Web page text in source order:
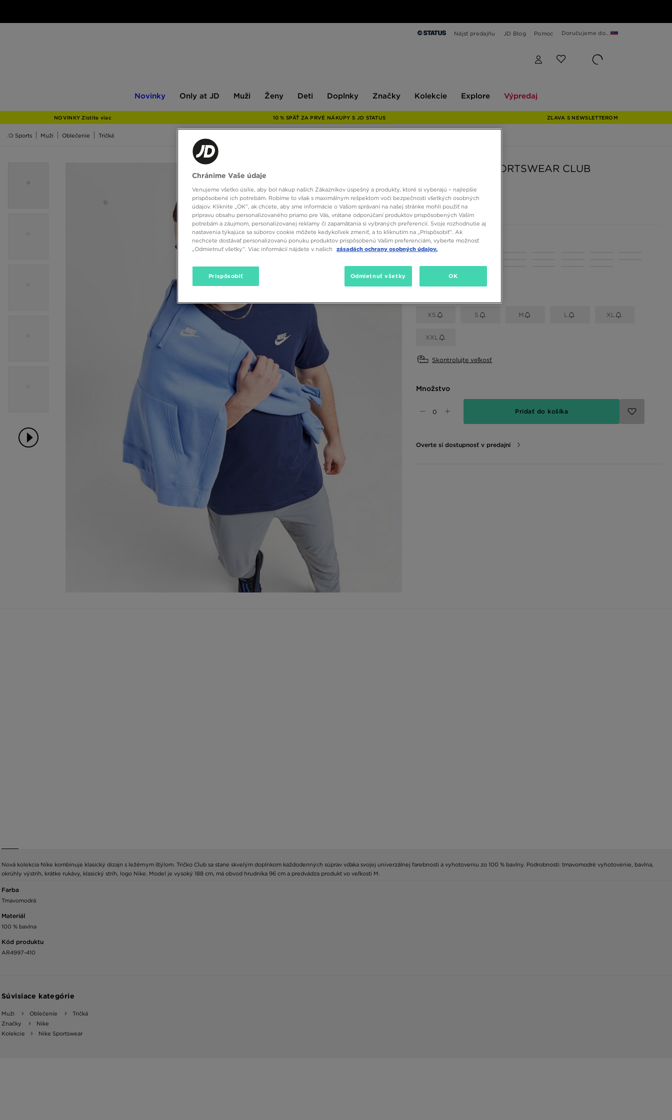
Nájsť predajňu JD Blog Pomoc Doručujeme do...
Novinky
JD
Only at JD Muži Ženy Deti Doplnky Značky Kolekcie Explore Výpredaj
NOVINKY Zistite viac 10 % SPÄŤ ZA PRVÉ NÁKUPY S JD STATUS ZĽAVA S NEWSLETTEROM
JD Sports Muži Oblečenie Tričká
NIKE TRIČKO SPORTSWEAR CLUB
6,00 €
Dostupné farby
XS S M L XL
XXL
Skontrolujte veľkosť
Množstvo
Pridať do košíka
Overte si dostupnosť v predajni
Nová kolekcia Nike kombinuje klasický dizajn s ležérnym štýlom. Tričko Club sa stane skvelým doplnkom každodenných súprav vďaka svojej univerzálnej farebnosti a vyhotoveniu zo 100 % bavlny. Podrobnosti: tmavomodré vyhotovenie, bavlna,
okrúhly výstrih, krátke rukávy, klasický strih, logo Nike. Model je vysoký 188 cm, má obvod hrudníka 96 cm a predvádza produkt vo veľkosti M.
Farba
Tmavomodrá
Materiál
100 % bavlna
Kód produktu
AR4997-410
Súvisiace kategórie
Muži Oblečenie
Tričká
Značky
Nike
Kolekcie
Nike Sportswear
Chránime Vaše údaje
Venujeme všetko úsilie, aby bol nákup našich Zákazníkov úspešný a produkty, ktoré si vyberajú – najlepšie
prispôsobené ich potrebám. Robíme to však s maximálnym rešpektom voči bezpečnosti všetkých osobných
údajov. Kliknite „OK”, ak chcete, aby sme informácie o Vašom správaní na našej stránke mohli použiť na
prípravu obsahu personalizovaného priamo pre Vás, vrátane odporúčaní produktov prispôsobených Vašim
potrebám a záujmom, personalizovanej reklamy či zapamätania si vybraných preferencií. Svoje rozhodnutie aj
nastavenia týkajúce sa súborov cookie môžete kedykoľvek zmeniť, a to kliknutím na „Prispôsobiť”. Ak
nechcete dostávať personalizovanú ponuku produktov prispôsobenú Vašim preferenciám, vyberte možnosť
„Odmietnuť všetky”. Viac informácií nájdete v našich
zásadách ochrany osobných údajov.
Prispôsobiť Odmietnuť všetky OK